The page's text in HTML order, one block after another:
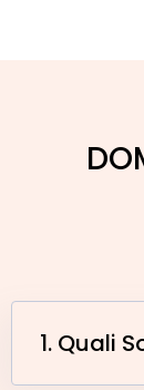
1. Quali